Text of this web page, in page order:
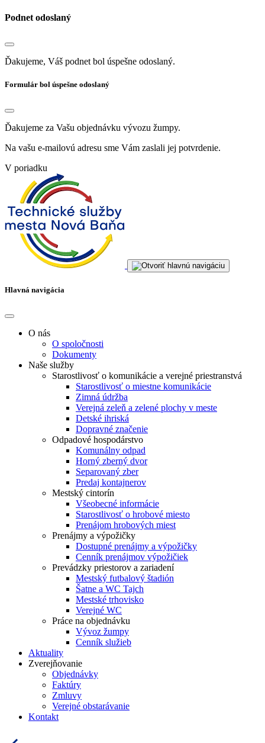
Podnet odoslaný
Ďakujeme, Váš podnet bol úspešne odoslaný.
Formulár bol úspešne odoslaný
Ďakujeme za Vašu objednávku vývozu žumpy.
Na vašu e-mailovú adresu sme Vám zaslali jej potvrdenie.
V poriadku
Hlavná navigácia
O nás
O spoločnosti
Dokumenty
Naše služby
Starostlivosť o komunikácie a verejné priestranstvá
Starostlivosť o miestne komunikácie
Zimná údržba
Verejná zeleň a zelené plochy v meste
Detské ihriská
Dopravné značenie
Odpadové hospodárstvo
Komunálny odpad
Horný zberný dvor
Separovaný zber
Predaj kontajnerov
Mestský cintorín
Všeobecné informácie
Starostlivosť o hrobové miesto
Prenájom hrobových miest
Prenájmy a výpožičky
Dostupné prenájmy a výpožičky
Cenník prenájmov výpožičiek
Prevádzky priestorov a zariadení
Mestský futbalový štadión
Šatne a WC Tajch
Mestské trhovisko
Verejné WC
Práce na objednávku
Vývoz žumpy
Cenník služieb
Aktuality
Zverejňovanie
Objednávky
Faktúry
Zmluvy
Verejné obstarávanie
Kontakt